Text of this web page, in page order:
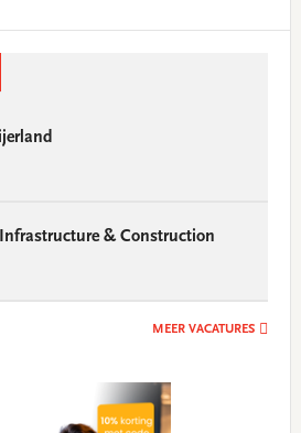
& Construction
MEER VACATURES